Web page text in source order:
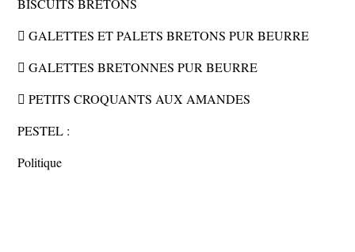
BISCUITS BRETONS
 GALETTES ET PALETS BRETONS PUR BEURRE
 GALETTES BRETONNES PUR BEURRE
 PETITS CROQUANTS AUX AMANDES
PESTEL :
Politique